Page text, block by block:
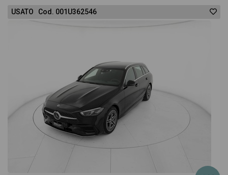
USATO Cod. 001U362546